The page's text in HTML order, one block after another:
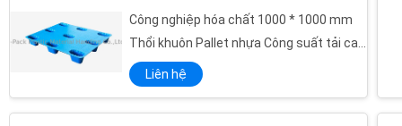
Công nghiệp hóa chất 1000 * 1000 mm
Thổi khuôn Pallet nhựa Công suất tải cao
hơn
Liên hệ
Hộp đựng thực phẩm bằng nhựa nặng Euro